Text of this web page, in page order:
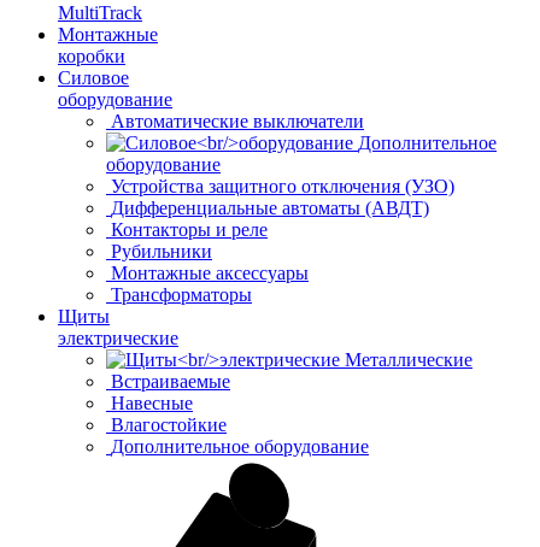
MultiTrack
Монтажные
коробки
Силовое
оборудование
Автоматические выключатели
Дополнительное
оборудование
Устройства защитного отключения (УЗО)
Дифференциальные автоматы (АВДТ)
Контакторы и реле
Рубильники
Монтажные аксессуары
Трансформаторы
Щиты
электрические
Металлические
Встраиваемые
Навесные
Влагостойкие
Дополнительное оборудование